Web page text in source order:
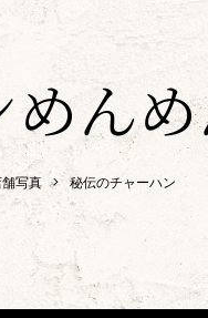
ん
舗写真 秘伝のチャーハン